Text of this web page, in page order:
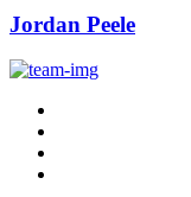
Jordan Peele